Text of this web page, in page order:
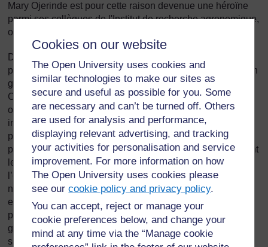
Cookies on our website
The Open University uses cookies and
similar technologies to make our sites as
secure and useful as possible for you. Some
are necessary and can’t be turned off. Others
are used for analysis and performance,
displaying relevant advertising, and tracking
your activities for personalisation and service
improvement. For more information on how
The Open University uses cookies please
see ourcookie policy and privacy policy.
You can accept, reject or manage your
cookie preferences below, and change your
mind at any time via the “Manage cookie
Mary Ojerinde est pour cette raison devenue une héroïne
parmi ses collègues de l'Institut de recherche agronomique,
où elle travaille, et dans les villages environnants.
De manière à promouvoir des attitudes positives envers la
protection de l'environnement, le groupe a rendu visite à un
grand nombre d'écoles, et les a encouragées à fonder des
Clubs de protection de l’environnement – ayant pour
objectif de faire connaître les raisons pour lesquelles il est
important de s'occuper de la terre, et la manière dont on
peut mieux le faire. Les activités qui peuvent être
pratiquées, comme le suggère Mary Ojerinde, comprennent
le nettoyage des ordures ou déchets se trouvant dans
l’environnement de l’école, la création de drainages et le
nettoyage des drains bouchés dans les villages
environnants, la plantation de fleurs et d’arbres, en
particulier des arbres fruitiers comme les manguiers, les
goyaviers et les orangers – dans des endroits spécifiques
sur le terrain de l’école. Le mouvement se consacre à des